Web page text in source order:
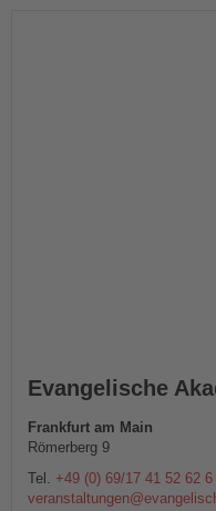
Evangelische
Frankfurt am Main
Römerberg 9
Tel. +49 (0) 69/17 41 52 62 6